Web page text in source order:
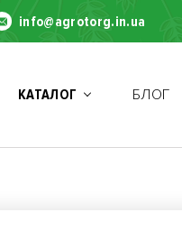
info@agrotorg.in.ua
КАТАЛОГ БЛОГ